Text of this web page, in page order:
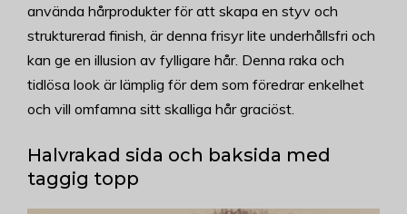
använda hårprodukter för att skapa en styv och
strukturerad finish, är denna frisyr lite underhållsfri och
kan ge en illusion av fylligare hår. Denna raka och
tidlösa look är lämplig för dem som föredrar enkelhet
och vill omfamna sitt skalliga hår graciöst.
Halvrakad sida och baksida med
taggig topp